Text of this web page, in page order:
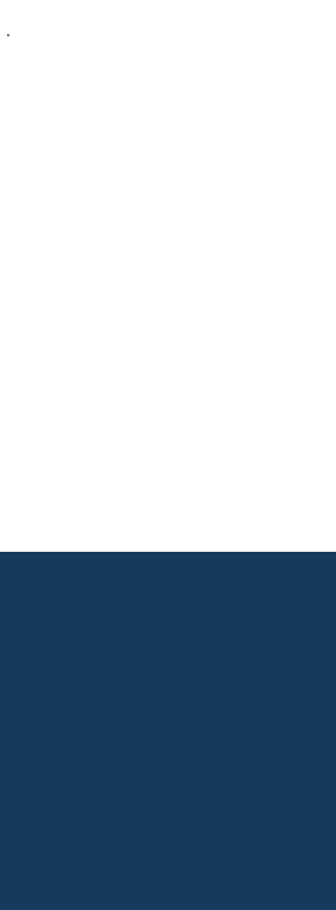
.